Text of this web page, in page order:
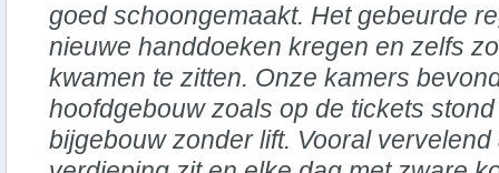
goed schoongemaakt. Het gebeurde
nieuwe handdoeken kregen en zelfs
kwamen te zitten. Onze kamers
hoofdgebouw zoals op de tickets
bijgebouw zonder lift. Vooral